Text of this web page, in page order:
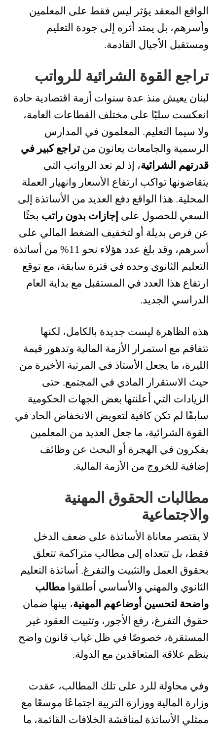
الواقع المعقد يؤثر ليس فقط على المعلمين
وأسرهم، بل يمتد أثره إلى جودة التعليم
ومستقبل الأجيال القادمة.
تراجع القوة الشرائية للرواتب
لبنان يعيش منذ عدة سنوات أزمة اقتصادية حادة
انعكست سلبًا على مختلف القطاعات العامة،
ولا سيما التعليم. المعلمون في المدارس
الرسمية والجامعات يعانون من تراجع كبير في
قدرتهم الشرائية، إذ لم تعد الرواتب التي
يتقاضونها تواكب ارتفاع الأسعار وانهيار العملة
المحلية. هذا الواقع دفع العديد من الأساتذة إلى
السعي للحصول على إجازات بدون راتب بحثًا
عن فرص بديلة أو لتخفيف الضغط المالي على
أسرهم، وقد بلغ عدد هؤلاء نحو 11% من أساتذة
التعليم الثانوي وحده في فترة سابقة، مع توقع
ارتفاع هذا العدد في المستقبل مع بداية العام
الدراسي الجديد.
هذه الظاهرة ليست جديدة بالكامل، لكنها
تتفاقم مع استمرار الأزمة المالية وتدهور قيمة
الليرة، ما يجعل الأستاذ في المرتبة الأخيرة من
حيث الاستقرار المادي في المجتمع. حتى
الزيادات التي أعلنتها بعض الجهات الحكومية
سابقًا لم تكن كافية لتعويض الانخفاض الحاد في
القوة الشرائية، ما جعل العديد من المعلمين
يفكرون في الهجرة أو البحث عن وظائف
إضافية للخروج من الأزمة المالية.
مطالبات الحقوق المهنية
والاجتماعية
لا يقتصر معاناة الأساتذة على ضعف الدخل
فقط، بل تتعداه إلى مطالب متراكمة تتعلق
بحقوق العمل والتثبيت والتفرغ. أساتذة التعليم
الثانوي والمهني والأساسي أطلقوا مطالب
واضحة لتحسين أوضاعهم المهنية، بينها ضمان
حقوق التفرغ، رفع الأجور، وتثبيت العقود غير
المستقرة، خصوصًا في ظل غياب قانون واضح
ينظم علاقة المتعاقدين مع الدولة.
وفي محاولة للرد على تلك المطالب، عقدت
وزارة المالية ووزارة التربية اجتماعًا موسعًا مع
ممثلي الأساتذة لمناقشة الخلافات القائمة، ما